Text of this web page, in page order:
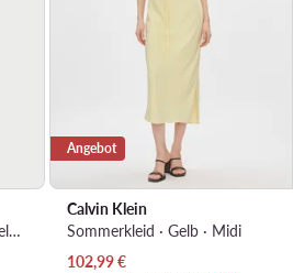
Kleid für den Alltag · Dunkelblau · Mini
Angebot
Calvin Klein
Sommerkleid · Gelb · Midi
Aktueller Preis
102,99€